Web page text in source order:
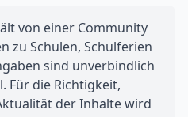
von einer Community
zu Schulen, Schulferien
sind unverbindlich
Für die Richtigkeit,
der Inhalte wird